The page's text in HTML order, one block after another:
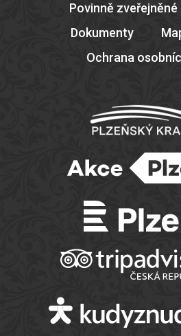
Povinně
Dokumenty
Ochrana